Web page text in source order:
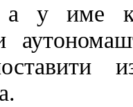
а у име